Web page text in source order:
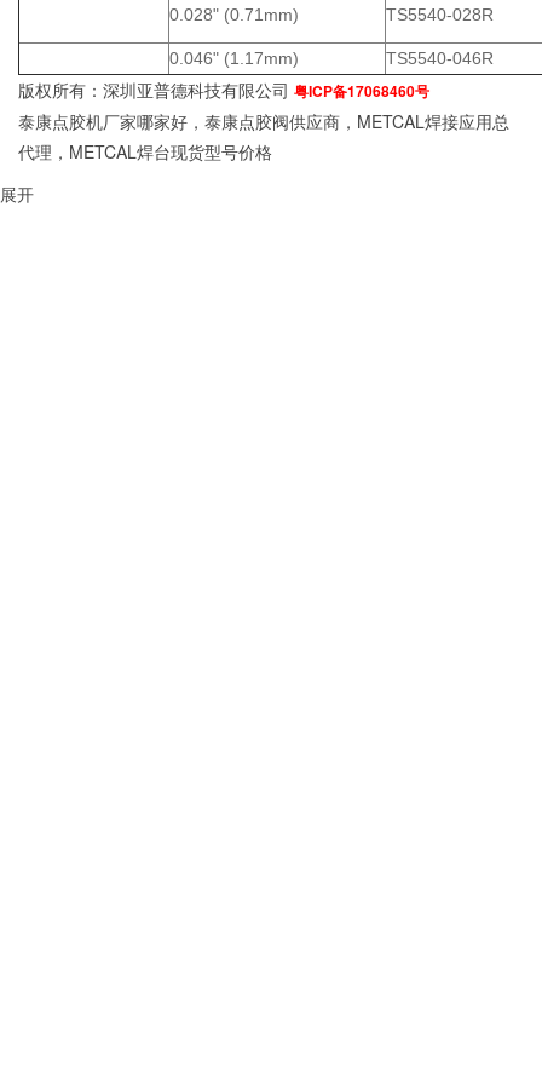
0.028" (0.71mm) TS5540-028R
0.046" (1.17mm) TS5540-046R
版权所有：深圳亚普德科技有限公司 粤ICP备17068460号
泰康点胶机厂家哪家好，泰康点胶阀供应商，METCAL焊接应用总
代理，METCAL焊台现货型号价格
展开